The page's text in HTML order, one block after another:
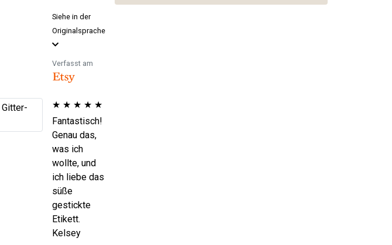
Siehe in der
Originalsprache
Verfasst am
★ ★ ★ ★ ★
Fantastisch!
Genau das,
was ich
wollte, und
ich liebe das
süße
gestickte
Etikett.
Kelsey